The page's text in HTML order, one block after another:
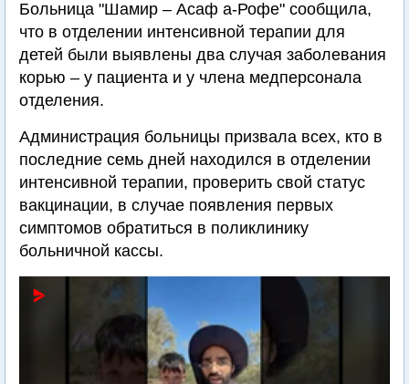
Больница "Шамир – Асаф а-Рофе" сообщила,
что в отделении интенсивной терапии для
детей были выявлены два случая заболевания
корью – у пациента и у члена медперсонала
отделения.
Администрация больницы призвала всех, кто в
последние семь дней находился в отделении
интенсивной терапии, проверить свой статус
вакцинации, в случае появления первых
симптомов обратиться в поликлинику
больничной кассы.